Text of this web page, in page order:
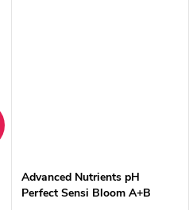
Advanced Nutrients pH
Perfect Sensi Bloom A+B